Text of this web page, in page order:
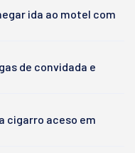
ida ao motel com
de convidada e
cigarro aceso em